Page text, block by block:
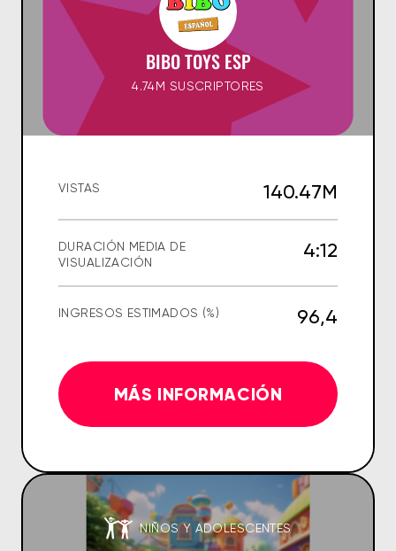
BIBO TOYS ESP
4.74M SUSCRIPTORES
VISTAS 140.47M
DURACIÓN MEDIA DE
VISUALIZACIÓN
4:12
INGRESOS ESTIMADOS (%) 96,4
MÁS INFORMACIÓN
NIÑOS Y ADOLESCENTES